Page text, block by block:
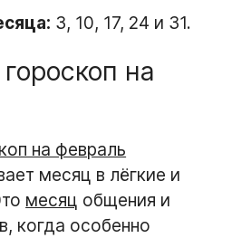
3, 10, 17, 24 и 31.
на
на февраль
месяц в лёгкие и
месяц общения и
когда особенно